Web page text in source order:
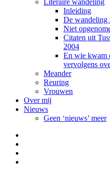
Literaire wandeling
Inleiding
De wandeling
Niet
Citaten uit
2004
En wie kwam
vervolgens
Meander
Reuring
Vrouwen
Over mij
Nieuws
Geen ‘nieuws’ meer